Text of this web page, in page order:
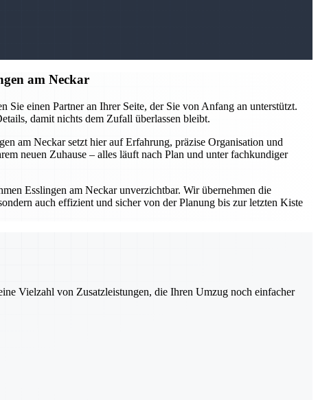
am Neckar
einen Partner an Ihrer Seite, der Sie von Anfang an unterstützt.
damit nichts dem Zufall überlassen bleibt.
am Neckar setzt hier auf Erfahrung, präzise Organisation und
neuen Zuhause – alles läuft nach Plan und unter fachkundiger
Esslingen am Neckar unverzichtbar. Wir übernehmen die
auch effizient und sicher von der Planung bis zur letzten Kiste
Vielzahl von Zusatzleistungen, die Ihren Umzug noch einfacher